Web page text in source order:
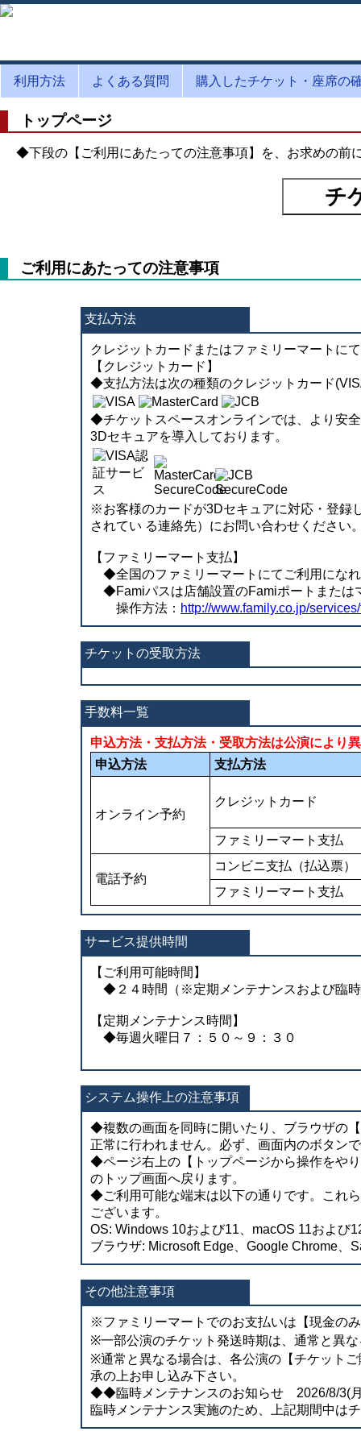
利用方法 よくある質問 購入したチケット・座席の
トップページ
◆下段の【ご利用にあたっての注意事項】を、お求めの前
ご利用にあたっての注意事項
支払方法
クレジットカードまたはファミリーマートに
【クレジットカード】
◆支払方法は次の種類のクレジットカード
◆チケットスペースオンラインでは、より安
3Dセキュアを導入しております。
※お客様のカードが3Dセキュアに対応・登録
されてい る連絡先）にお問い合わせください
【ファミリーマート支払】
◆全国のファミリーマートにてご利用にな
◆Famiパスは店舗設置のFamiポートまたは
操作方法： http://www.family.co.jp/
チケットの受取方法
手数料一覧
申込方法・支払方法・受取方法は公演により
申込方法
支払方法
オンライン予約
クレジットカード
ファミリーマート支払
電話予約
コンビニ支払（払込票）
ファミリーマート支払
サービス提供時間
【ご利用可能時間】
◆２４時間（※定期メンテナンスおよび臨時
【定期メンテナンス時間】
◆毎週火曜日７：５０～９：３０
システム操作上の注意事項
◆複数の画面を同時に開いたり、ブラウザの
正常に行われません。必ず、画面内のボタン
◆ページ右上の【トップページから操作をや
のトップ画面へ戻ります。
◆ご利用可能な端末は以下の通りです。これ
ございます。
OS: Windows 10および11、macOS 11および
ブラウザ: Microsoft Edge、Google Chrome、
その他注意事項
※ファミリーマートでのお支払いは【現金の
※一部公演のチケット発送時期は、通常と異
※通常と異なる場合は、各公演の【チケット
承の上お申し込み下さい。
◆◆臨時メンテナンスのお知らせ 2026/8/3(月
臨時メンテナンス実施のため、上記期間中は